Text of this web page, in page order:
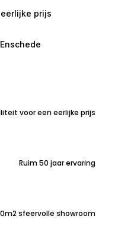
prijs
voor een eerlijke prijs
Ruim 50 jaar ervaring
sfeervolle showroom